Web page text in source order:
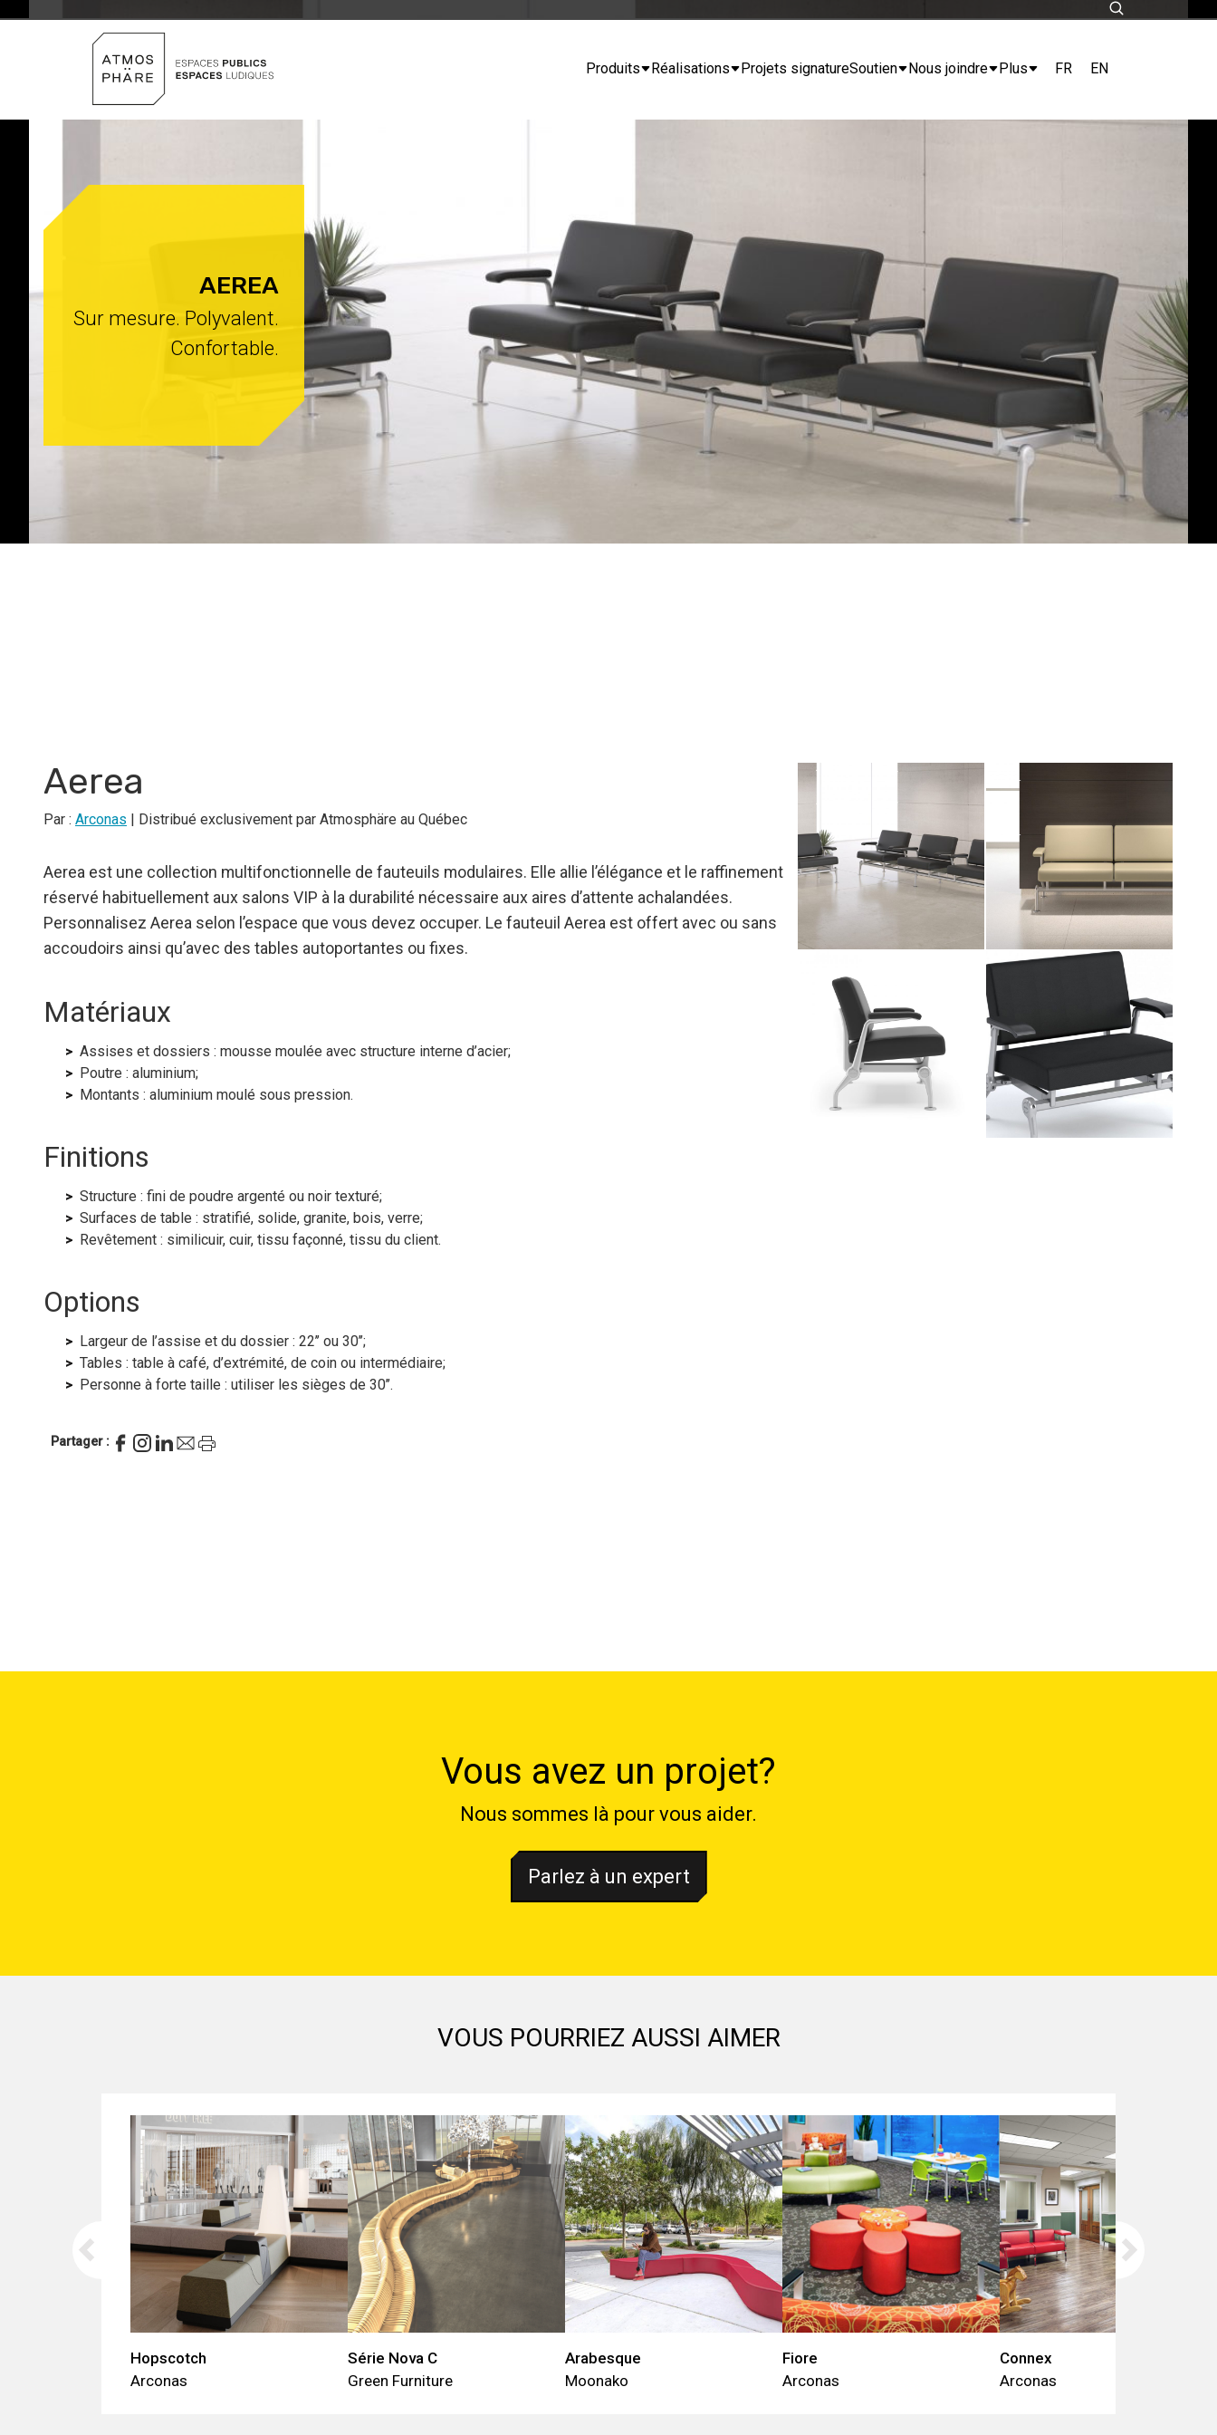
Produits Réalisations Projets signatureSoutien Nous joindre Plus FR EN
AEREA
Sur mesure. Polyvalent.
Confortable.
Aerea
Par : Arconas | Distribué exclusivement par Atmosphäre au Québec
Aerea est une collection multifonctionnelle de fauteuils modulaires. Elle allie l’élégance et le raffinement
réservé habituellement aux salons VIP à la durabilité nécessaire aux aires d’attente achalandées.
Personnalisez Aerea selon l’espace que vous devez occuper. Le fauteuil Aerea est offert avec ou sans
accoudoirs ainsi qu’avec des tables autoportantes ou fixes.
Matériaux
Assises et dossiers : mousse moulée avec structure interne d’acier;
Poutre : aluminium;
Montants : aluminium moulé sous pression.
Finitions
Structure : fini de poudre argenté ou noir texturé;
Surfaces de table : stratifié, solide, granite, bois, verre;
Revêtement : similicuir, cuir, tissu façonné, tissu du client.
Options
Largeur de l’assise et du dossier : 22’’ ou 30’’;
Tables : table à café, d’extrémité, de coin ou intermédiaire;
Personne à forte taille : utiliser les sièges de 30’’.
Partager :
Vous avez un projet?
Nous sommes là pour vous aider.
Parlez à un expert
VOUS POURRIEZ AUSSI AIMER
Hopscotch
Arconas
Série Nova C
Green Furniture
Arabesque
Moonako
Fiore
Arconas
Connex
Arconas